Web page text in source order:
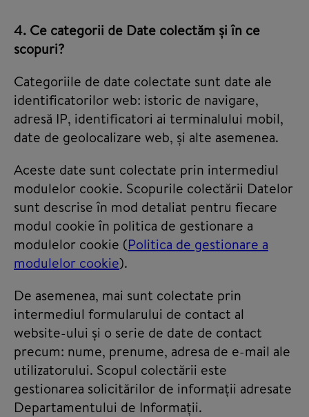
4. Ce categorii de Date colectăm și în ce
scopuri?
Categoriile de date colectate sunt date ale
identificatorilor web: istoric de navigare,
adresă IP, identificatori ai terminalului mobil,
date de geolocalizare web, și alte asemenea.
Aceste date sunt colectate prin intermediul
modulelor cookie. Scopurile colectării Datelor
sunt descrise în mod detaliat pentru fiecare
modul cookie în politica de gestionare a
modulelor cookie (Politica de gestionare a
modulelor cookie).
De asemenea, mai sunt colectate prin
intermediul formularului de contact al
website-ului și o serie de date de contact
precum: nume, prenume, adresa de e-mail ale
utilizatorului. Scopul colectării este
gestionarea solicitărilor de informații adresate
Departamentului de Informații.